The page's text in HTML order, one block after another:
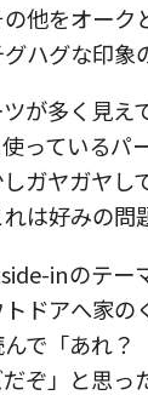
他をオーク
ハグな印象
が多く見え
っているパ
ガヤガヤし
は好みの問
inのテー
ドアへ家の
んで「あれ
ぞ」と思っ